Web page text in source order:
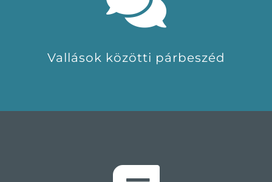
Vallások közötti párbeszéd